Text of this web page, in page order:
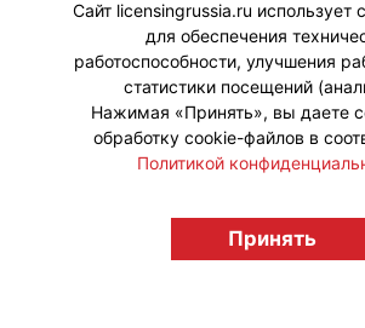
#НовыеЛицензии #НовостиКаталога
licensingrussia.ru, 2009-
Сайт licensingrussia.ru использует
для обеспечения
работоспособности, улучшения
статистики посещений
Нажимая «Принять», вы даете
обработку cookie-файлов в
Политикой
Принять